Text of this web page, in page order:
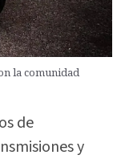
la comunidad
de
y